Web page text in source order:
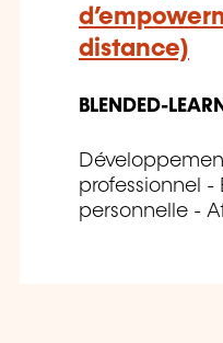
distance)
BLENDED-
professionnel -
personnelle -